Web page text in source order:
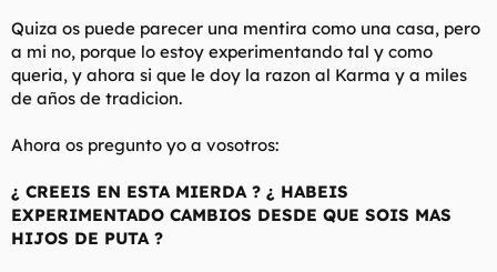
Quiza os puede parecer una mentira como una casa, pero
a mi no, porque lo estoy experimentando tal y como
queria, y ahora si que le doy la razon al Karma y a miles
de años de tradicion.
Ahora os pregunto yo a vosotros:
¿ CREEIS EN ESTA MIERDA ? ¿ HABEIS
EXPERIMENTADO CAMBIOS DESDE QUE SOIS MAS
HIJOS DE PUTA ?